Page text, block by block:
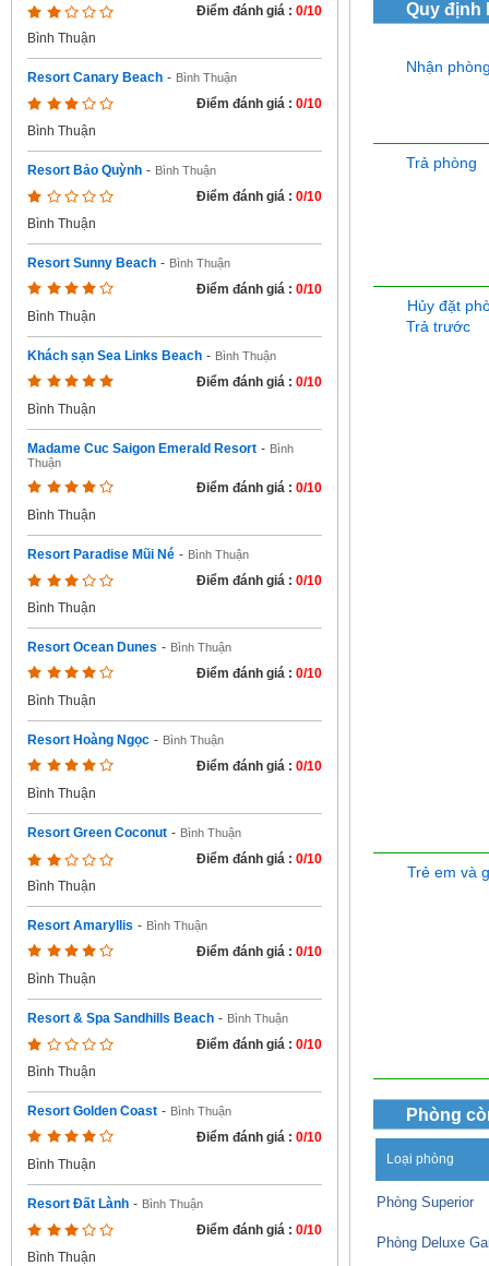
Điểm đánh giá : 0/10
Bình Thuận
Resort Canary Beach - Bình Thuận
Điểm đánh giá : 0/10
Bình Thuận
Resort Bảo Quỳnh - Bình Thuận
Điểm đánh giá : 0/10
Bình Thuận
Resort Sunny Beach - Bình Thuận
Điểm đánh giá : 0/10
Bình Thuận
Khách sạn Sea Links Beach - Bình Thuận
Điểm đánh giá : 0/10
Bình Thuận
Madame Cuc Saigon Emerald Resort - Bình
Thuận
Điểm đánh giá : 0/10
Bình Thuận
Resort Paradise Mũi Né - Bình Thuận
Điểm đánh giá : 0/10
Bình Thuận
Resort Ocean Dunes - Bình Thuận
Điểm đánh giá : 0/10
Bình Thuận
Resort Hoàng Ngọc - Bình Thuận
Điểm đánh giá : 0/10
Bình Thuận
Resort Green Coconut - Bình Thuận
Điểm đánh giá : 0/10
Bình Thuận
Resort Amaryllis - Bình Thuận
Điểm đánh giá : 0/10
Bình Thuận
Resort & Spa Sandhills Beach - Bình Thuận
Điểm đánh giá : 0/10
Bình Thuận
Resort Golden Coast - Bình Thuận
Điểm đánh giá : 0/10
Bình Thuận
Resort Đất Lành - Bình Thuận
Điểm đánh giá : 0/10
Bình Thuận
Quy định
Nhận
Trả phòng
Hủy đặt
Trả trước
Trẻ em và
Phòng
Loại phòng
Phòng Superior
Phòng Deluxe